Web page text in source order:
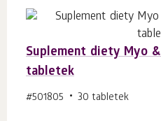
Suplement diety Myo
tabletek
#501805 30 tabletek